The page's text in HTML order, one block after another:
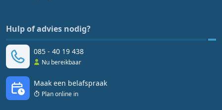
Hulp of advies nodig?
085 - 40 19 438
Nu bereikbaar
Maak een belafspraak
Plan online in